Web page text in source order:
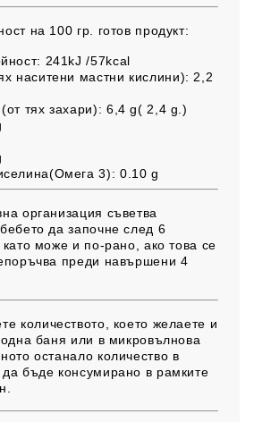
на 100 гр. готов продукт:
241kJ /57kcal
наситени мастни кислини): 2,2
тях захари): 6,4 g( 2,4 g.)
3): 0.10 g
организация съветва
да започне след 6
като може и по-рано, ако това се
преди навършени 4
количеството, което желаете и
баня или в микровълнова
останало количество в
бъде консумирано в рамките